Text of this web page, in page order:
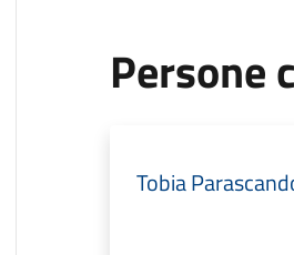
Persone
Tobia